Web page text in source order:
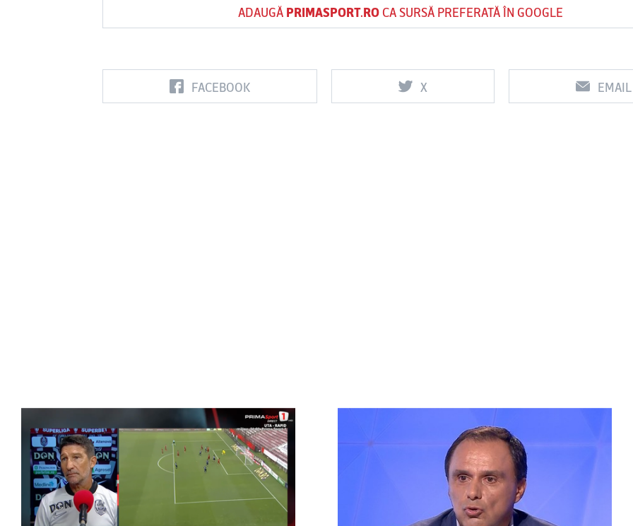
ADAUGĂ PRIMASPORT.ROCA SURSĂ PREFERATĂ ÎN GOOGLE
FACEBOOK X EMAIL